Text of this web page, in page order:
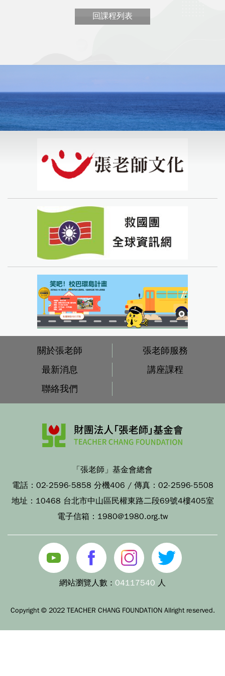
回課程列表
關於張老師
張老師服務
最新消息
講座課程
聯絡我們
「張老師」基金會總會
電話： 02-2596-5858 分機406 / 傳真： 02-2596-5508
地址： 10468 台北市中山區民權東路二段69號4樓405室
電子信箱： 1980@1980.org.tw
網站瀏覽人數 : 04117540 人
Copyright © 2022 TEACHER CHANG FOUNDATION Allright reserved.